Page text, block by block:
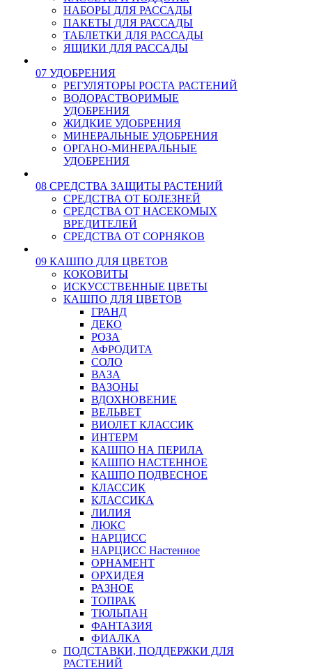
НАБОРЫ ДЛЯ РАССАДЫ
ПАКЕТЫ ДЛЯ РАССАДЫ
ТАБЛЕТКИ ДЛЯ РАССАДЫ
ЯЩИКИ ДЛЯ РАССАДЫ
07 УДОБРЕНИЯ
РЕГУЛЯТОРЫ РОСТА РАСТЕНИЙ
ВОДОРАСТВОРИМЫЕ
УДОБРЕНИЯ
ЖИДКИЕ УДОБРЕНИЯ
МИНЕРАЛЬНЫЕ УДОБРЕНИЯ
ОРГАНО-МИНЕРАЛЬНЫЕ
УДОБРЕНИЯ
08 СРЕДСТВА ЗАЩИТЫ РАСТЕНИЙ
СРЕДСТВА ОТ БОЛЕЗНЕЙ
СРЕДСТВА ОТ НАСЕКОМЫХ
ВРЕДИТЕЛЕЙ
СРЕДСТВА ОТ СОРНЯКОВ
09 КАШПО ДЛЯ ЦВЕТОВ
КОКОВИТЫ
ИСКУССТВЕННЫЕ ЦВЕТЫ
КАШПО ДЛЯ ЦВЕТОВ
ГРАНД
ДЕКО
РОЗА
АФРОДИТА
СОЛО
ВАЗА
ВАЗОНЫ
ВДОХНОВЕНИЕ
ВЕЛЬВЕТ
ВИОЛЕТ КЛАССИК
ИНТЕРМ
КАШПО НА ПЕРИЛА
КАШПО НАСТЕННОЕ
КАШПО ПОДВЕСНОЕ
КЛАССИК
КЛАССИКА
ЛИЛИЯ
ЛЮКС
НАРЦИСС
НАРЦИСС Настенное
ОРНАМЕНТ
ОРХИДЕЯ
РАЗНОЕ
ТОПРАК
ТЮЛЬПАН
ФАНТАЗИЯ
ФИАЛКА
ПОДСТАВКИ, ПОДДЕРЖКИ ДЛЯ
РАСТЕНИЙ